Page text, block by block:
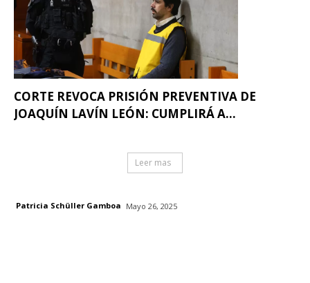
CORTE REVOCA PRISIÓN PREVENTIVA DE
JOAQUÍN LAVÍN LEÓN: CUMPLIRÁ A...
Leer mas
Patricia Schüller Gamboa Mayo 26, 2025